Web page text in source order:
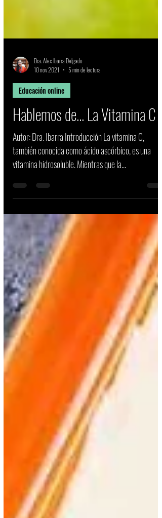
10 nov 2021
5 min de lectura
Educación online
Hablemos de... La Vitamina C
Autor: Dra. Ibarra Introducción La vitamina C,
también conocida como ácido ascórbico, es una
vitamina hidrosoluble. Mientras que la...